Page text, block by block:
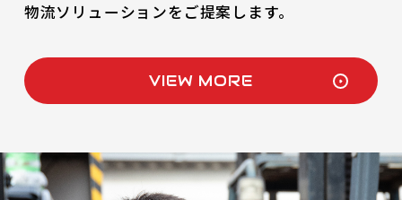
物流ソリューションをご提案します。
VIEW MORE